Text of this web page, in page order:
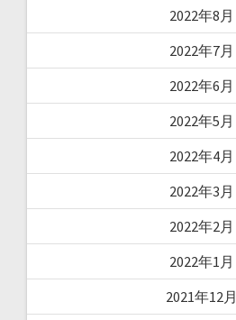
2022年8月
2022年7月
2022年6月
2022年5月
2022年4月
2022年3月
2022年2月
2022年1月
2021年12月